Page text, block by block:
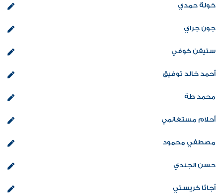
خولة حمدي
جون جراي
ستيفن كوفي
أحمد خالد توفيق
محمد طة
أحلام مستغانمي
مصطفي محمود
حسن الجندي
أجاثا كريستي